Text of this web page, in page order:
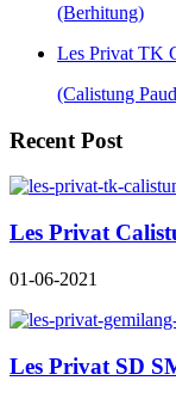
(Berhitung)
Les Privat TK
(Calistung
Recent Post
Les Privat
01-06-2021
Les Privat SD